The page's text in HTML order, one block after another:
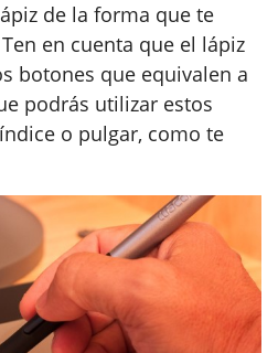
de la forma que te
en cuenta que el lápiz
botones que equivalen a
podrás utilizar estos
o pulgar, como te